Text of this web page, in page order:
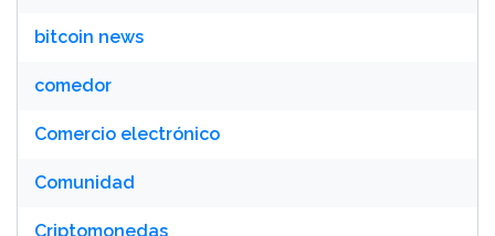
bitcoin news
comedor
Comercio electrónico
Comunidad
Criptomonedas